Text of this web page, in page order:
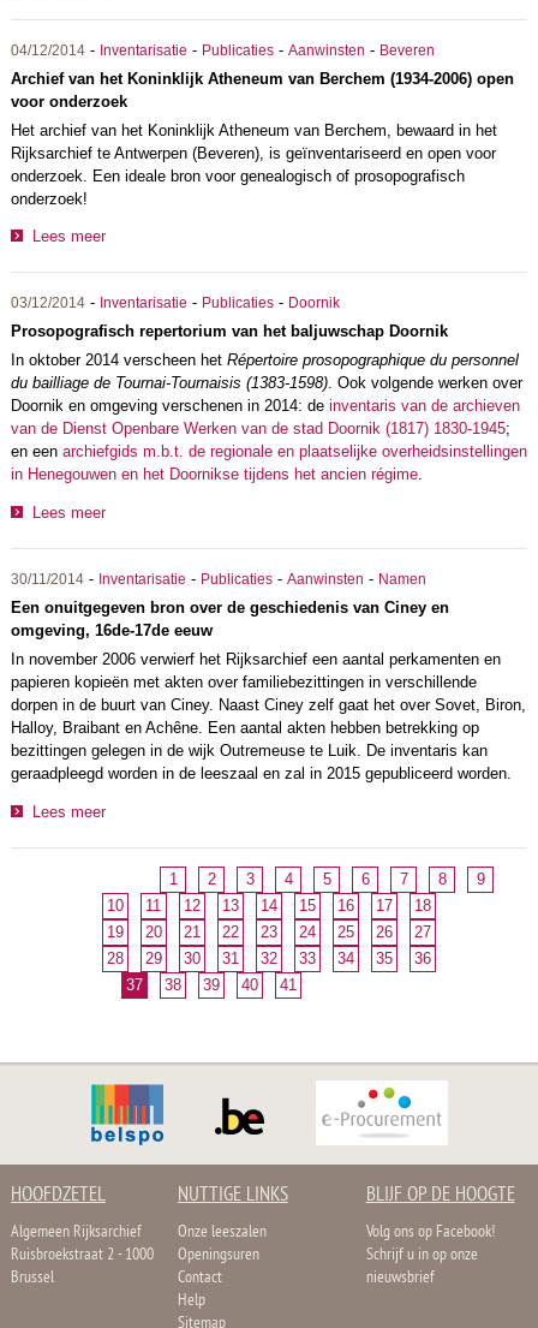
04/12/2014- Inventarisatie - Publicaties- Aanwinsten - Beveren
Archief van het Koninklijk Atheneum van Berchem (1934-2006) open
voor onderzoek
Het archief van het Koninklijk Atheneum van Berchem, bewaard in het
Rijksarchief te Antwerpen (Beveren), is geïnventariseerd en open voor
onderzoek. Een ideale bron voor genealogisch of prosopografisch
onderzoek!
Lees meer
03/12/2014- Inventarisatie - Publicaties- Doornik
Prosopografisch repertorium van het baljuwschap Doornik
In oktober 2014 verscheen het Répertoire prosopographique du personnel
du bailliage de Tournai-Tournaisis (1383-1598). Ook volgende werken over
Doornik en omgeving verschenen in 2014: de inventaris van de archieven
van de Dienst Openbare Werken van de stad Doornik (1817) 1830-1945;
en een archiefgids m.b.t. de regionale en plaatselijke overheidsinstellingen
in Henegouwen en het Doornikse tijdens het ancien régime.
Lees meer
30/11/2014- Inventarisatie - Publicaties- Aanwinsten - Namen
Een onuitgegeven bron over de geschiedenis van Ciney en
omgeving, 16de-17de eeuw
In november 2006 verwierf het Rijksarchief een aantal perkamenten en
papieren kopieën met akten over familiebezittingen in verschillende
dorpen in de buurt van Ciney. Naast Ciney zelf gaat het over Sovet, Biron,
Halloy, Braibant en Achêne. Een aantal akten hebben betrekking op
bezittingen gelegen in de wijk Outremeuse te Luik. De inventaris kan
geraadpleegd worden in de leeszaal en zal in 2015 gepubliceerd worden.
Lees meer
1 2 3 4 5 6 7 8
9
10
11 12 13 14 15 16 17
18
19
20 21 22 23 24 25 26
27
28
29 30 31 32 33 34 35
36
37
38 39 40 41
HOOFDZETEL
Algemeen Rijksarchief
Ruisbroekstraat 2 - 1000
Brussel
NUTTIGE LINKS
Onze leeszalen
Openingsuren
Contact
Help
BLIJF OP DE HOOGTE
Volg ons op Facebook!
Schrijf u in op onze
nieuwsbrief